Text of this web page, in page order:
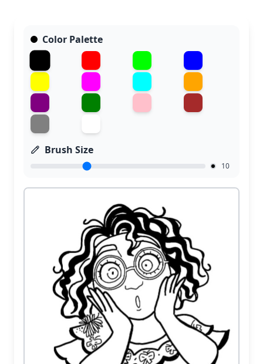
Color Palette
Brush Size
10